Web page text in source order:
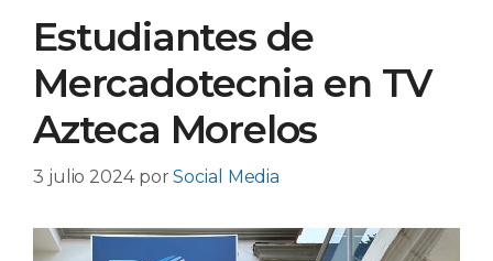
Estudiantes de
Mercadotecnia en TV
Azteca Morelos
3 julio 2024 porSocial Media